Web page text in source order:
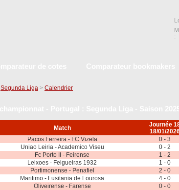
Segunda Liga > Calendrier
Match
Journée
18/01/
Pacos Ferreira - FC Vizela
0 - 3
Uniao Leiria - Academico Viseu
0 - 2
Fc Porto II - Feirense
1 - 2
Leixoes - Felgueiras 1932
1 - 0
Portimonense - Penafiel
2 - 0
Maritimo - Lusitania de Lourosa
4 - 0
Oliveirense - Farense
0 - 0
: